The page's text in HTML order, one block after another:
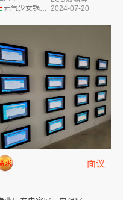
2024-07-20
面议